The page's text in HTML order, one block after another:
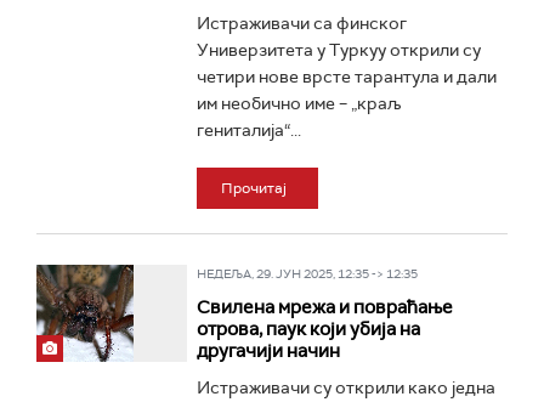
Истраживачи са финског
Универзитета у Туркуу открили су
четири нове врсте тарантула и дали
им необично име – „краљ
гениталија“...
Прочитај
НЕДЕЉА, 29. ЈУН 2025, 12:35 -> 12:35
Свилена мрежа и повраћање
отрова, паук који убија на
другачији начин
Истраживачи су открили како једна